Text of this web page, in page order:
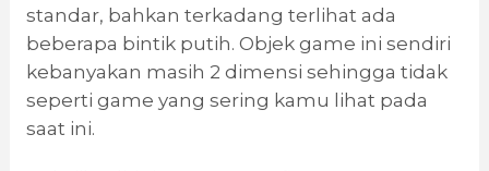
standar, bahkan terkadang terlihat ada
beberapa bintik putih. Objek game ini sendiri
kebanyakan masih 2 dimensi sehingga tidak
seperti game yang sering kamu lihat pada
saat ini.